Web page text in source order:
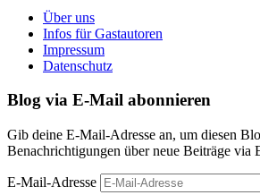
Über uns
Infos für Gastautoren
Impressum
Datenschutz
Blog via E-Mail abonnieren
Gib deine E-Mail-Adresse an, um diesen
Benachrichtigungen über neue Beiträge via
E-Mail-Adresse